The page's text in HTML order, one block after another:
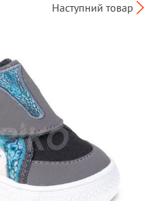
Наступний товар